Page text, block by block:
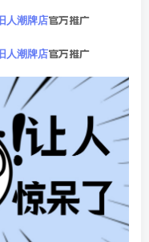
旧人潮牌店官方推广
旧人潮牌店官方推广